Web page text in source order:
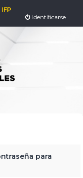
Identificarse
para